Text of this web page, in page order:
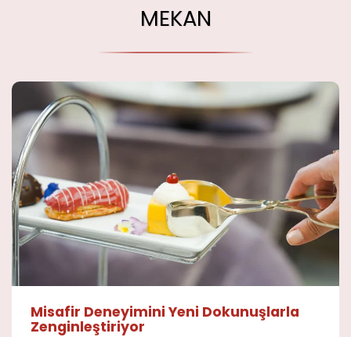
MEKAN
Misafir Deneyimini Yeni Dokunuşlarla
Zenginleştiriyor